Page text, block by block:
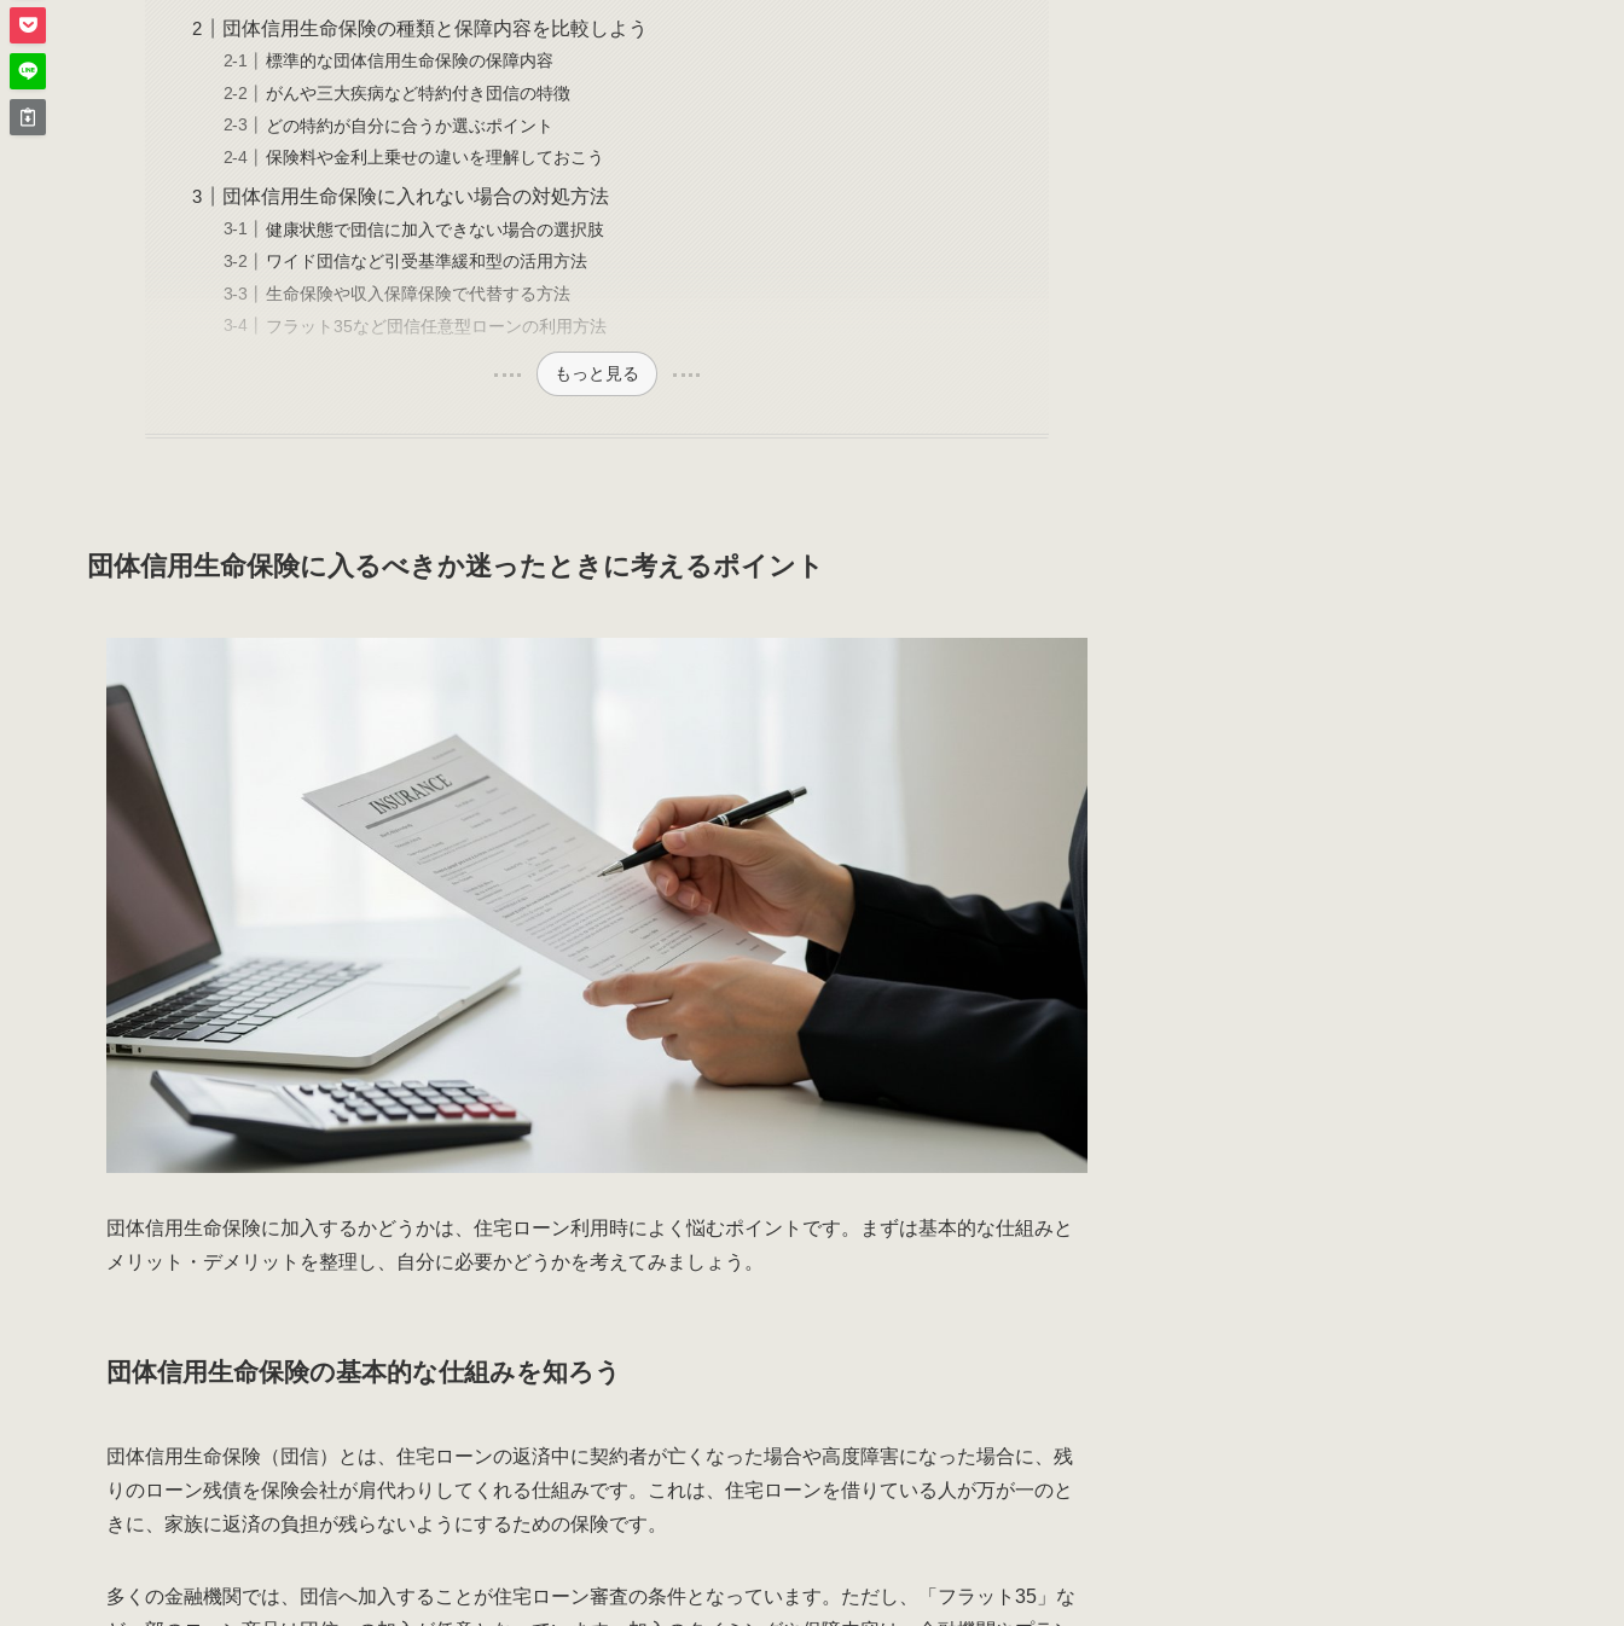
団体信用生命保険の種類と保障内容を比較しよう
標準的な団体信用生命保険の保障内容
がんや三大疾病など特約付き団信の特徴
どの特約が自分に合うか選ぶポイント
保険料や金利上乗せの違いを理解しておこう
団体信用生命保険に入れない場合の対処方法
健康状態で団信に加入できない場合の選択肢
ワイド団信など引受基準緩和型の活用方法
生命保険や収入保障保険で代替する方法
フラット35など団信任意型ローンの利用方法
もっと見る
団体信用生命保険に入るべきか迷ったときに考えるポイント
団体信用生命保険に加入するかどうかは、住宅ローン利用時によく悩むポイントです。まずは基本的な仕組みと
メリット・デメリットを整理し、自分に必要かどうかを考えてみましょう。
団体信用生命保険の基本的な仕組みを知ろう
団体信用生命保険（団信）とは、住宅ローンの返済中に契約者が亡くなった場合や高度障害になった場合に、残
りのローン残債を保険会社が肩代わりしてくれる仕組みです。これは、住宅ローンを借りている人が万が一のと
きに、家族に返済の負担が残らないようにするための保険です。
多くの金融機関では、団信へ加入することが住宅ローン審査の条件となっています。ただし、「フラット35」な